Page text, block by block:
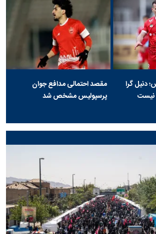
دنیل گرا
نیست
مقصد احتمالی مدافع جوان
پرسپولیس مشخص شد